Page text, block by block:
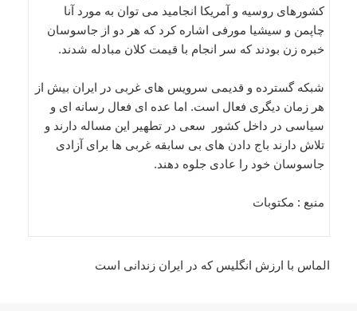
کشورهای روسیه و آمریکا انجامید می توان به مورد آنا
چاپمن و سیشیا مورفی اشاره کرد که هر دو از جاسوسان
خبره زن بودند که سر انجام با قیمت کلان مبادله شدند.
شبکه گسترده و قدیمی سرویس های غربی در ایران بیش از
هر زمان دیگری فعال است. اما عده ای فعال رسانه ای و
سیاسی در داخل کشور سعی در تطهیر این مساله دارند و
تلاش دارند باج دادن های بی سابقه غربی ها برای آزادی
جاسوسان خود را عادی جلوه دهند.
منبع : مکتوبات
الماس با ارزش انگلیس که در ایران زندانی است